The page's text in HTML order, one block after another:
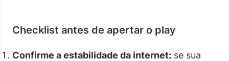
Checklist antes de apertar o play
Confirme a estabilidade da internet: se sua